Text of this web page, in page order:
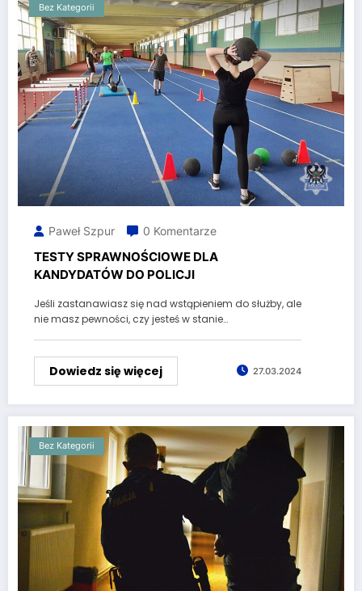
Bez Kategorii
Paweł Szpur 0 Komentarze
TESTY SPRAWNOŚCIOWE DLA
KANDYDATÓW DO POLICJI
Jeśli zastanawiasz się nad wstąpieniem do służby, ale
nie masz pewności, czy jesteś w stanie…
Dowiedz się więcej 27.03.2024
Bez Kategorii